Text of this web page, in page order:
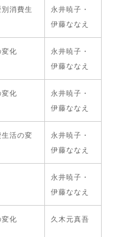
消費生
永井暁子・
伊藤ななえ
化
永井暁子・
伊藤ななえ
化
永井暁子・
伊藤ななえ
活の変
永井暁子・
伊藤ななえ
永井暁子・
伊藤ななえ
化 久木元真吾